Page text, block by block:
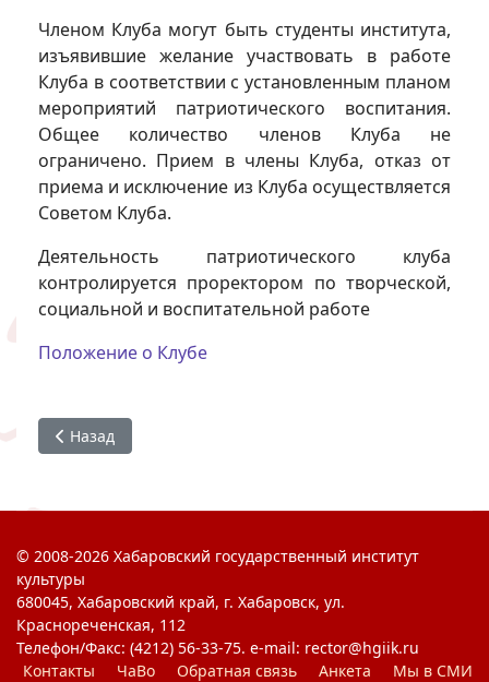
Членом Клуба могут быть студенты института,
изъявившие желание участвовать в работе
Клуба в соответствии с установленным планом
мероприятий патриотического воспитания.
Общее количество членов Клуба не
ограничено. Прием в члены Клуба, отказ от
приема и исключение из Клуба осуществляется
Советом Клуба.
Деятельность патриотического клуба
контролируется проректором по творческой,
социальной и воспитательной работе
Положение о Клубе
Предыдущий: Велопробег «Велоночь Победы»
Назад
© 2008-2026 Хабаровский государственный институт
культуры
680045, Хабаровский край, г. Хабаровск, ул.
Краснореченская, 112
Телефон/Факс: (4212) 56-33-75. e-mail: rector@hgiik.ru
Контакты
ЧаВо Обратная связь Анкета Мы в СМИ